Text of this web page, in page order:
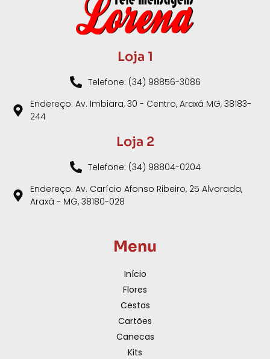
Loja 1
Telefone: (34) 98856-3086
Endereço: Av. Imbiara, 30 - Centro, Araxá MG, 38183-
244
Loja 2
Telefone: (34) 98804-0204
Endereço: Av. Carício Afonso Ribeiro, 25 Alvorada,
Araxá - MG, 38180-028
Menu
Início
Flores
Cestas
Cartões
Canecas
Kits